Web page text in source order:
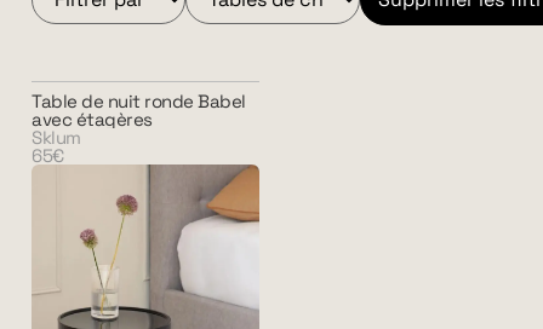
Table de nuit ronde Babel
avec étagères
Sklum
65€